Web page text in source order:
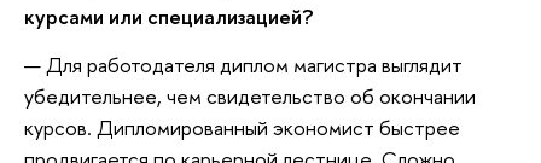
курсами или специализацией?
— Для работодателя диплом магистра выглядит
убедительнее, чем свидетельство об окончании
курсов. Дипломированный экономист быстрее